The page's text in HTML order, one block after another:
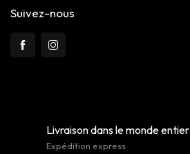
Suivez-nous
Livraison dans le monde entier
Expédition express